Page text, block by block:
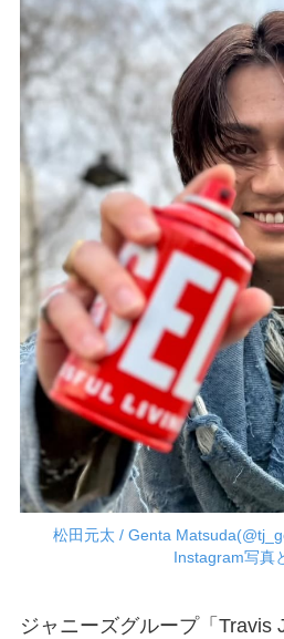
松田元太 / Genta
Instagram写真
ジャニーズグループ「Travis